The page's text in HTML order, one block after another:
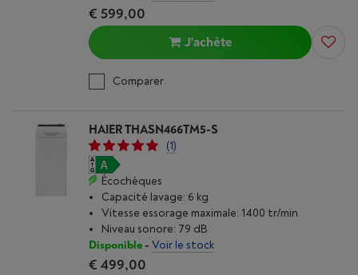
€ 599,00
J'achète
Comparer
HAIER THASN466TM5-S
(1)
Écochèques
Capacité lavage: 6 kg
Vitesse essorage maximale: 1400 tr/min
Niveau sonore: 79 dB
Disponible- Voir le stock
€ 499,00